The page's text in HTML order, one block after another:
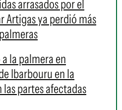
arrasados por el
Artigas ya perdió más
la palmera en
Ibarbouru en la
partes afectadas